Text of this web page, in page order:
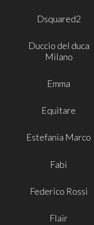
Dsquared2
Duccio del duca
Milano
Emma
Equitare
Estefania Marco
Fabi
Federico Rossi
Flair